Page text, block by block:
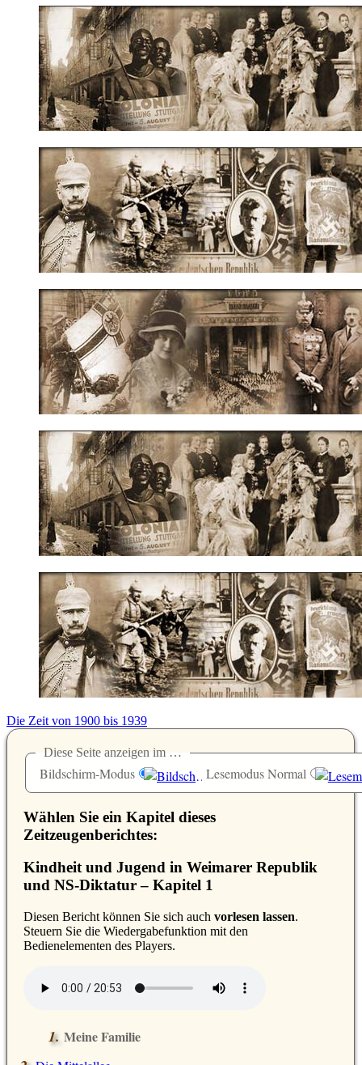
Die Zeit von 1900 bis 1939
Diese Seite anzeigen im …
Bildschirm-Modus Lesemodus Normal
Wählen Sie ein Kapitel dieses
Zeitzeugenberichtes:
Kindheit und Jugend in Weimarer Republik
und NS-Diktatur – Kapitel 1
Diesen Bericht können Sie sich auch vorlesen lassen.
Steuern Sie die Wiedergabefunktion mit den
Bedienelementen des Players.
Meine Familie